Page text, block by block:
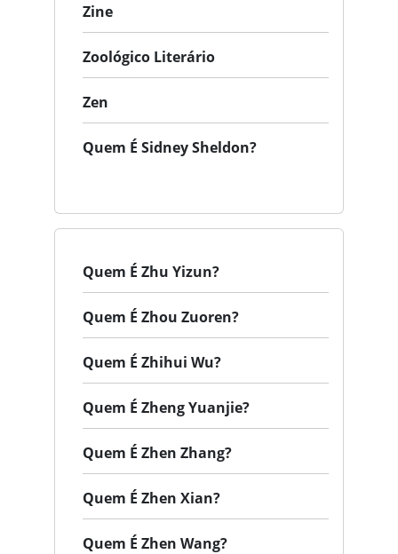
Zine
Zoológico Literário
Zen
Quem É Sidney Sheldon?
Quem É Zhu Yizun?
Quem É Zhou Zuoren?
Quem É Zhihui Wu?
Quem É Zheng Yuanjie?
Quem É Zhen Zhang?
Quem É Zhen Xian?
Quem É Zhen Wang?